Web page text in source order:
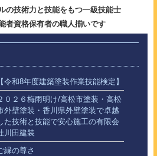
の技術力と技能をもつ一級技能士
者資格保有者の職人揃いです
【令和8年度建築塗装作業技能検定】
０２６梅雨明け/高松市塗装・高松
外壁塗装・香川県外壁塗装で卓越
た技術と技能で安心施工の有限会
川田建装
縁の尊さ